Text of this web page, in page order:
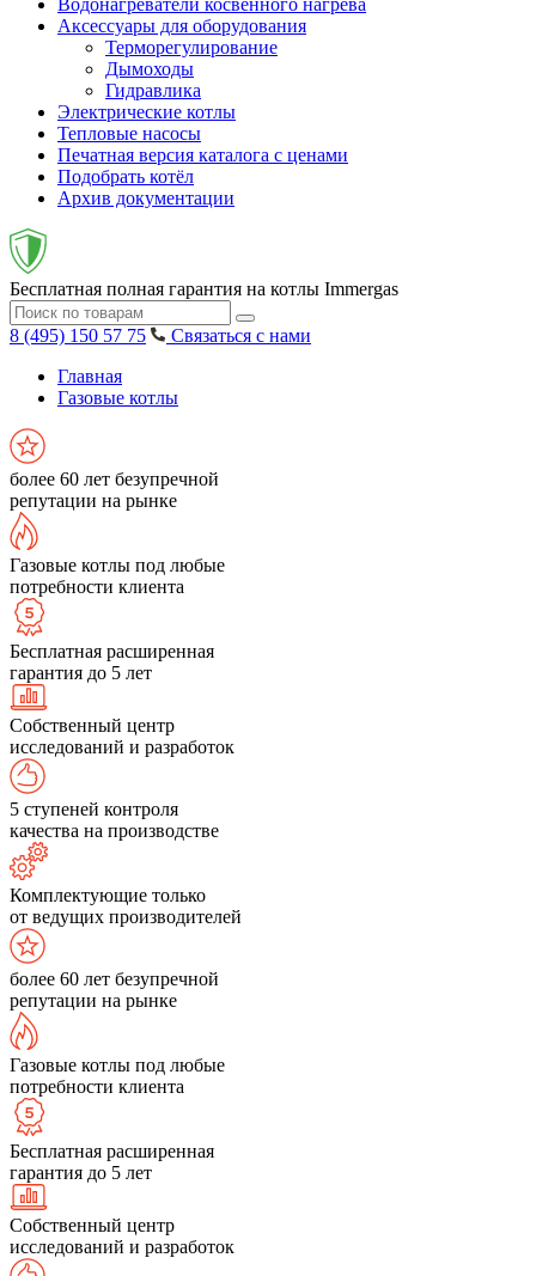
Водонагреватели косвенного нагрева
Аксессуары для оборудования
Терморегулирование
Дымоходы
Гидравлика
Электрические котлы
Тепловые насосы
Печатная версия каталога с ценами
Подобрать котёл
Архив документации
Бесплатная полная гарантия на котлы Immergas
8 (495) 150 57 75
Связаться с нами
Главная
Газовые котлы
более 60 лет безупречной
репутации на рынке
Газовые котлы под любые
потребности клиента
Бесплатная расширенная
гарантия до 5 лет
Собственный центр
исследований и разработок
5 ступеней контроля
качества на производстве
Комплектующие только
от ведущих производителей
более 60 лет безупречной
репутации на рынке
Газовые котлы под любые
потребности клиента
Бесплатная расширенная
гарантия до 5 лет
Собственный центр
исследований и разработок